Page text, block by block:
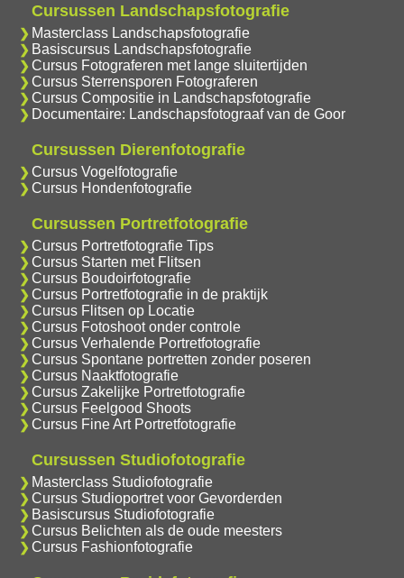
Cursussen Landschapsfotografie
Masterclass Landschapsfotografie
Basiscursus Landschapsfotografie
Cursus Fotograferen met lange sluitertijden
Cursus Sterrensporen Fotograferen
Cursus Compositie in Landschapsfotografie
Documentaire: Landschapsfotograaf van de Goor
Cursussen Dierenfotografie
Cursus Vogelfotografie
Cursus Hondenfotografie
Cursussen Portretfotografie
Cursus Portretfotografie Tips
Cursus Starten met Flitsen
Cursus Boudoirfotografie
Cursus Portretfotografie in de praktijk
Cursus Flitsen op Locatie
Cursus Fotoshoot onder controle
Cursus Verhalende Portretfotografie
Cursus Spontane portretten zonder poseren
Cursus Naaktfotografie
Cursus Zakelijke Portretfotografie
Cursus Feelgood Shoots
Cursus Fine Art Portretfotografie
Cursussen Studiofotografie
Masterclass Studiofotografie
Cursus Studioportret voor Gevorderden
Basiscursus Studiofotografie
Cursus Belichten als de oude meesters
Cursus Fashionfotografie